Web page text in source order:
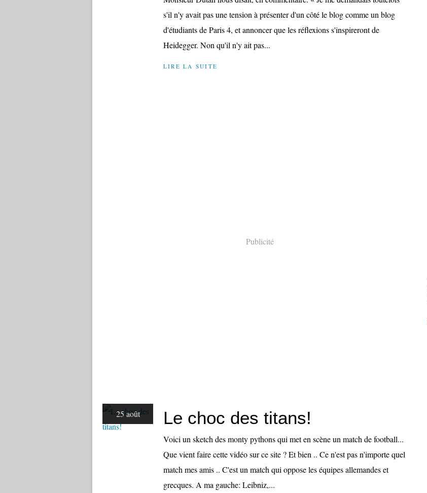
s'il n'y avait pas une tension à présenter d'un côté le blog comme un blog
d'étudiants de Paris 4, et annoncer que les réflexions s'inspireront de
Heidegger. Non qu'il n'y ait pas...
LIRE LA SUITE
Publicité
25 août Le choc des titans!
Voici un sketch des monty pythons qui met en scène un match de football...
Que vient faire cette vidéo sur ce site ? Et bien .. Ce n'est pas n'importe quel
match mes amis .. C'est un match qui oppose les équipes allemandes et
grecques. A ma gauche: Leibniz,...